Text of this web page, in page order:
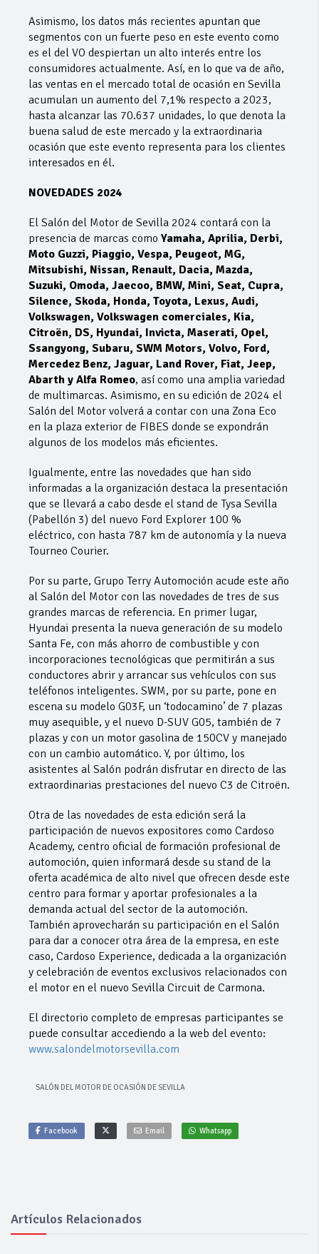
Asimismo, los datos más recientes apuntan que
segmentos con un fuerte peso en este evento como
es el del VO despiertan un alto interés entre los
consumidores actualmente. Así, en lo que va de año,
las ventas en el mercado total de ocasión en Sevilla
acumulan un aumento del 7,1% respecto a 2023,
hasta alcanzar las 70.637 unidades, lo que denota la
buena salud de este mercado y la extraordinaria
ocasión que este evento representa para los clientes
interesados en él.
NOVEDADES 2024
El Salón del Motor de Sevilla 2024 contará con la
presencia de marcas como Yamaha, Aprilia, Derbi,
Moto Guzzi, Piaggio, Vespa, Peugeot, MG,
Mitsubishi, Nissan, Renault, Dacia, Mazda,
Suzuki, Omoda, Jaecoo, BMW, Mini, Seat, Cupra,
Silence, Skoda, Honda, Toyota, Lexus, Audi,
Volkswagen, Volkswagen comerciales, Kia,
Citroën, DS, Hyundai, Invicta, Maserati, Opel,
Ssangyong, Subaru, SWM Motors, Volvo, Ford,
Mercedez Benz, Jaguar, Land Rover, Fiat, Jeep,
Abarth y Alfa Romeo, así como una amplia variedad
de multimarcas. Asimismo, en su edición de 2024 el
Salón del Motor volverá a contar con una Zona Eco
en la plaza exterior de FIBES donde se expondrán
algunos de los modelos más eficientes.
Igualmente, entre las novedades que han sido
informadas a la organización destaca la presentación
que se llevará a cabo desde el stand de Tysa Sevilla
(Pabellón 3) del nuevo Ford Explorer 100 %
eléctrico, con hasta 787 km de autonomía y la nueva
Tourneo Courier.
Por su parte, Grupo Terry Automoción acude este año
al Salón del Motor con las novedades de tres de sus
grandes marcas de referencia. En primer lugar,
Hyundai presenta la nueva generación de su modelo
Santa Fe, con más ahorro de combustible y con
incorporaciones tecnológicas que permitirán a sus
conductores abrir y arrancar sus vehículos con sus
teléfonos inteligentes. SWM, por su parte, pone en
escena su modelo G03F, un ‘todocamino’ de 7 plazas
muy asequible, y el nuevo D-SUV G05, también de 7
plazas y con un motor gasolina de 150CV y manejado
con un cambio automático. Y, por último, los
asistentes al Salón podrán disfrutar en directo de las
extraordinarias prestaciones del nuevo C3 de Citroën.
Otra de las novedades de esta edición será la
participación de nuevos expositores como Cardoso
Academy, centro oficial de formación profesional de
automoción, quien informará desde su stand de la
oferta académica de alto nivel que ofrecen desde este
centro para formar y aportar profesionales a la
demanda actual del sector de la automoción.
También aprovecharán su participación en el Salón
para dar a conocer otra área de la empresa, en este
caso, Cardoso Experience, dedicada a la organización
y celebración de eventos exclusivos relacionados con
el motor en el nuevo Sevilla Circuit de Carmona.
El directorio completo de empresas participantes se
puede consultar accediendo a la web del evento:
www.salondelmotorsevilla.com
SALÓN DEL MOTOR DE OCASIÓN DE SEVILLA
Facebook Email Whatsapp
Artículos Relacionados